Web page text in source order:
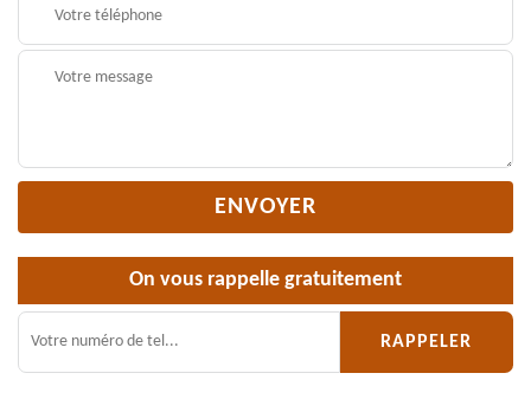
On vous rappelle gratuitement